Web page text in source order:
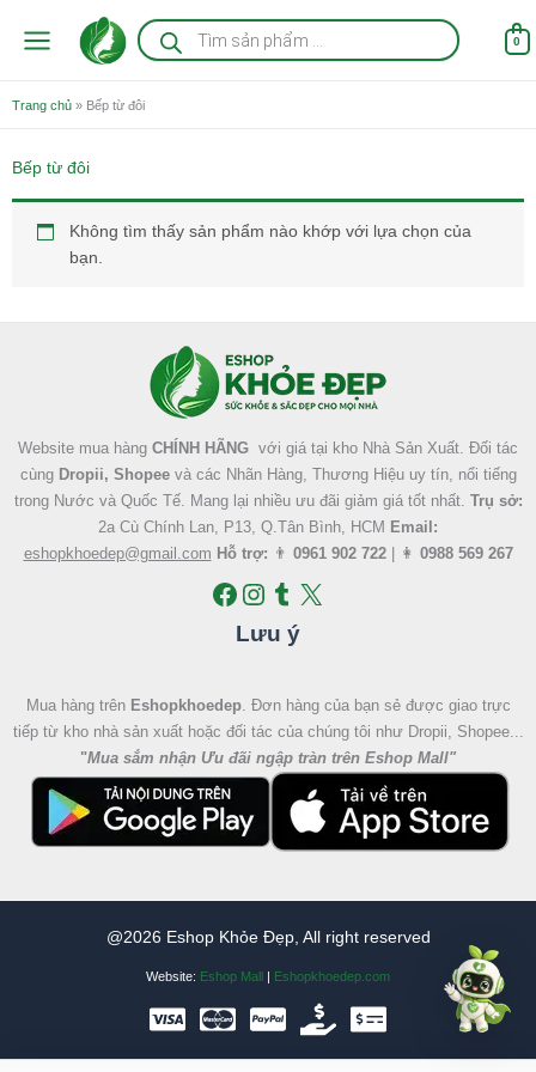
Tìm
kiếm
sản
0
Trang chủ » Bếp từ đôi
Bếp từ đôi
Không tìm thấy sản phẩm nào khớp với lựa chọn của
bạn.
Website mua hàng CHÍNH HÃNG với giá tại kho Nhà Sản Xuất. Đối tác
cùng Dropii, Shopeevà các Nhãn Hàng, Thương Hiệu uy tín, nổi tiếng
trong Nước và Quốc Tế. Mang lại nhiều ưu đãi giảm giá tốt nhất. Trụ sở:
2a Cù Chính Lan, P13, Q.Tân Bình, HCM Email:
eshopkhoedep@gmail.com Hỗ trợ: 👨 0961 902 722| 👩 0988 569 267
Lưu ý
Mua hàng trên Eshopkhoedep. Đơn hàng của bạn sẻ được giao trực
tiếp từ kho nhà sản xuất hoặc đối tác của chúng tôi như Dropii, Shopee...
"Mua sắm nhận Ưu đãi ngập tràn trên Eshop Mall"
@2026 Eshop Khỏe Đẹp, All right reserved
Website: Eshop Mall | Eshopkhoedep.com